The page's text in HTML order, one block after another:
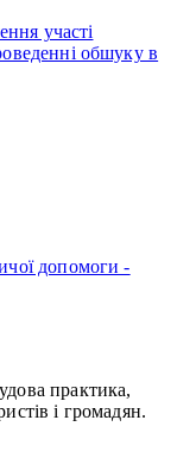
участі
обшуку в
допомоги -
практика,
і громадян.